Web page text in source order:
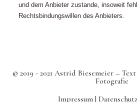
und dem Anbieter zustande, insoweit
Rechtsbindungswillen des Anbieters.
© 2019 - 2021 Astrid Biesemeier –
Fotografie
Impressum |